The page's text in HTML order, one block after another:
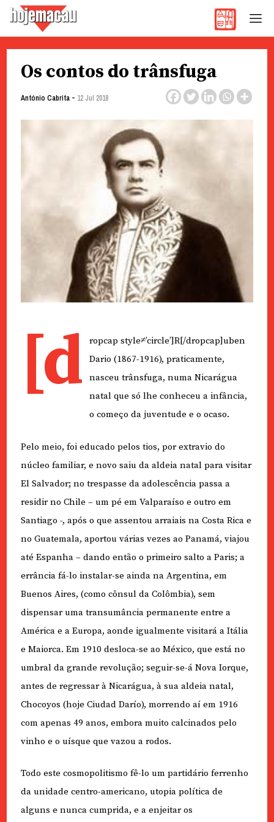
Os contos do trânsfuga
António Cabrita- 12 Jul 2018
[d
ropcap style≠’circle’]R[/dropcap]uben
Dario (1867-1916), praticamente,
nasceu trânsfuga, numa Nicarágua
natal que só lhe conheceu a infância,
o começo da juventude e o ocaso.
Pelo meio, foi educado pelos tios, por extravio do
núcleo familiar, e novo saiu da aldeia natal para visitar
El Salvador; no trespasse da adolescência passa a
residir no Chile – um pé em Valparaíso e outro em
Santiago -, após o que assentou arraiais na Costa Rica e
no Guatemala, aportou várias vezes ao Panamá, viajou
até Espanha – dando então o primeiro salto a Paris; a
errância fá-lo instalar-se ainda na Argentina, em
Buenos Aires, (como cônsul da Colômbia), sem
dispensar uma transumância permanente entre a
América e a Europa, aonde igualmente visitará a Itália
e Maiorca. Em 1910 desloca-se ao México, que está no
umbral da grande revolução; seguir-se-á Nova Iorque,
antes de regressar à Nicarágua, à sua aldeia natal,
Chocoyos (hoje Ciudad Darío), morrendo aí em 1916
com apenas 49 anos, embora muito calcinados pelo
vinho e o uísque que vazou a rodos.
Todo este cosmopolitismo fê-lo um partidário ferrenho
da unidade centro-americano, utopia política de
alguns e nunca cumprida, e a enjeitar os